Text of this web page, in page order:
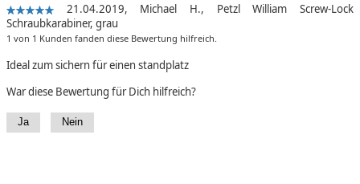
21.04.2019, Michael H., Petzl William Screw-Lock
Schraubkarabiner, grau
1 von 1 Kunden fanden diese Bewertung hilfreich.
Ideal zum sichern für einen standplatz
War diese Bewertung für Dich hilfreich?
Ja Nein